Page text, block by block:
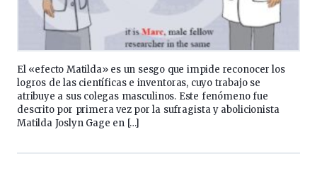
El «efecto Matilda» es un sesgo que impide reconocer los
logros de las científicas e inventoras, cuyo trabajo se
atribuye a sus colegas masculinos. Este fenómeno fue
descrito por primera vez por la sufragista y abolicionista
Matilda Joslyn Gage en […]